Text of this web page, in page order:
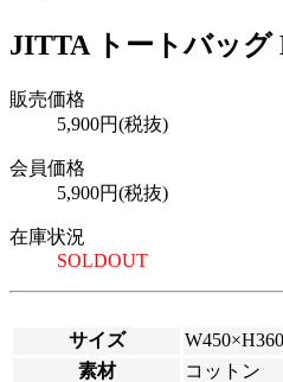
JITTA トートバッグ
販売価格
5,900円(税抜)
会員価格
5,900円(税抜)
在庫状況
SOLDOUT
サイズ
素材
コットン